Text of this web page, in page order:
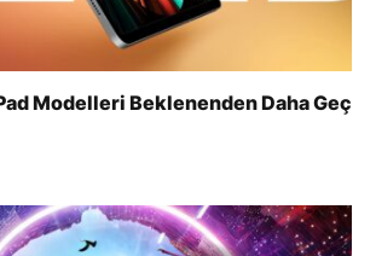
Modelleri Beklenenden Daha Geç